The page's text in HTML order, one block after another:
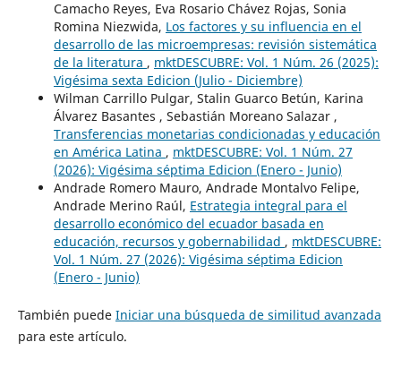
Camacho Reyes, Eva Rosario Chávez Rojas, Sonia
Romina Niezwida, Los factores y su influencia en el
desarrollo de las microempresas: revisión sistemática
de la literatura , mktDESCUBRE: Vol. 1 Núm. 26 (2025):
Vigésima sexta Edicion (Julio - Diciembre)
Wilman Carrillo Pulgar, Stalin Guarco Betún, Karina
Álvarez Basantes , Sebastián Moreano Salazar ,
Transferencias monetarias condicionadas y educación
en América Latina , mktDESCUBRE: Vol. 1 Núm. 27
(2026): Vigésima séptima Edicion (Enero - Junio)
Andrade Romero Mauro, Andrade Montalvo Felipe,
Andrade Merino Raúl, Estrategia integral para el
desarrollo económico del ecuador basada en
educación, recursos y gobernabilidad , mktDESCUBRE:
Vol. 1 Núm. 27 (2026): Vigésima séptima Edicion
(Enero - Junio)
También puede Iniciar una búsqueda de similitud avanzada
para este artículo.